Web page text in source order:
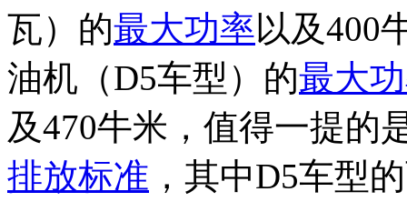
瓦）的最大功率以及400
油机（D5车型）的最大
及470牛米，值得一提的
排放标准 ，其中D5车型